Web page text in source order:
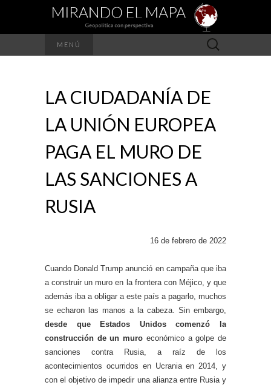
MENÚ Buscar:
LA CIUDADANÍA DE
LA UNIÓN EUROPEA
PAGA EL MURO DE
LAS SANCIONES A
RUSIA
16 de febrero de 2022
Cuando Donald Trump anunció en campaña que iba
a construir un muro en la frontera con Méjico, y que
además iba a obligar a este país a pagarlo, muchos
se echaron las manos a la cabeza. Sin embargo,
desde que Estados Unidos comenzó la
construcción de un muro económico a golpe de
sanciones contra Rusia, a raíz de los
acontecimientos ocurridos en Ucrania en 2014, y
con el objetivo de impedir una alianza entre Rusia y